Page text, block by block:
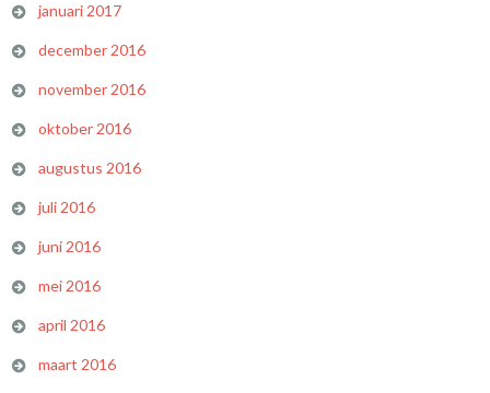
januari 2017
december 2016
november 2016
oktober 2016
augustus 2016
juli 2016
juni 2016
mei 2016
april 2016
maart 2016